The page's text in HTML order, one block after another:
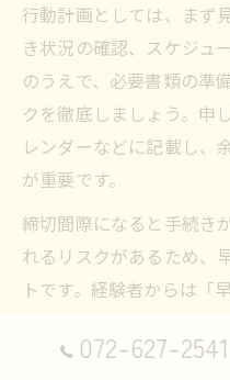
行動計画としては、まず
き状況の確認、スケジュ
のうえで、必要書類の準
クを徹底しましょう。申
レンダーなどに記載し、
が重要です。
締切間際になると手続き
れるリスクがあるため、
トです。経験者からは「
園できた」という声も多
といえるでしょう。
072-627-2541